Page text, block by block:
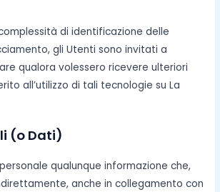
di identificazione delle
gli Utenti sono invitati a
qualora volessero ricevere ulteriori
all’utilizzo di tali tecnologie su La
(o Dati)
qualunque informazione che,
anche in collegamento con